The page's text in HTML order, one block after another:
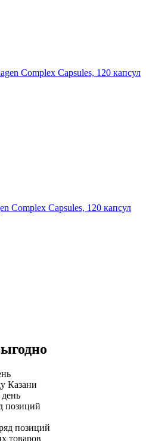
Complex Capsules, 120 капсул
Казани
позиций
товаров